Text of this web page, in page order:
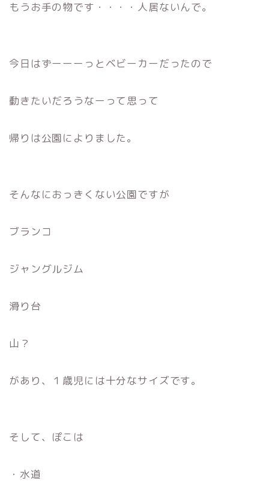
もうお手の物です・・・・人居ないんで。
今日はずーーーっとベビーカーだったので
動きたいだろうなーって思って
帰りは公園によりました。
そんなにおっきくない公園ですが
ブランコ
ジャングルジム
滑り台
山？
があり、１歳児には十分なサイズです。
そして、ぽこは
・水道